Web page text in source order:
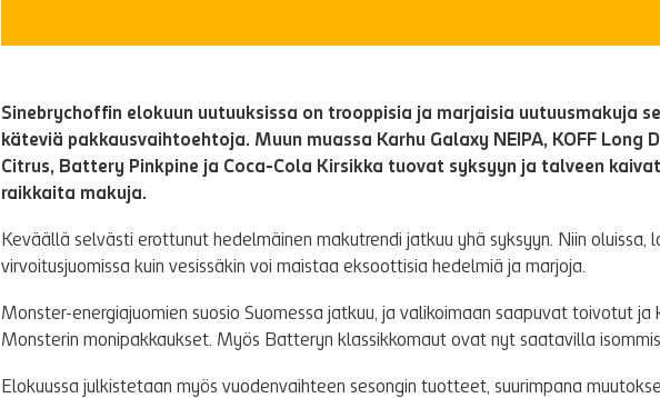
Sinebrychoffin elokuun uutuuksissa on trooppisia ja marjaisia uutuusmakuja
käteviä pakkausvaihtoehtoja. Muun muassa Karhu Galaxy NEIPA, KOFF Long
Citrus, Battery Pinkpine ja Coca-Cola Kirsikka tuovat syksyyn ja talveen
raikkaita makuja.
Keväällä selvästi erottunut hedelmäinen makutrendi jatkuu yhä syksyyn. Niin oluissa,
virvoitusjuomissa kuin vesissäkin voi maistaa eksoottisia hedelmiä ja marjoja.
Monster-energiajuomien suosio Suomessa jatkuu, ja valikoimaan saapuvat toivotut ja
Monsterin monipakkaukset. Myös Batteryn klassikkomaut ovat nyt saatavilla
Elokuussa julkistetaan myös vuodenvaihteen sesongin tuotteet, suurimpana